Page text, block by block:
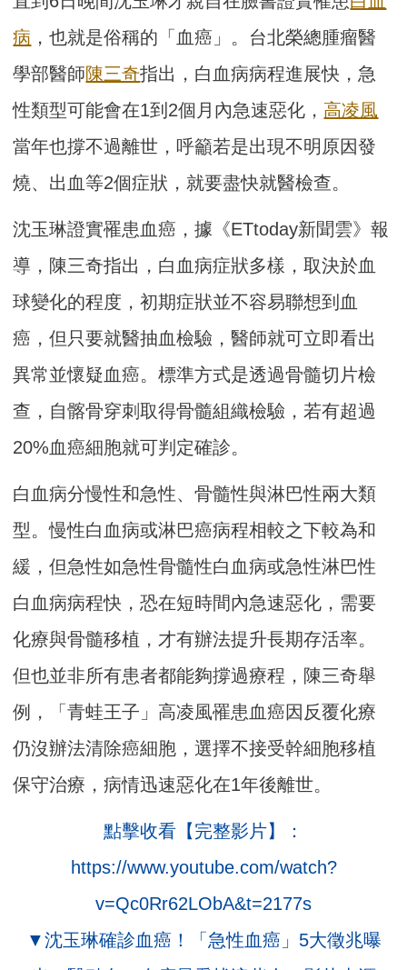
病 ，也就是俗稱的「血癌」。台北榮總腫瘤醫
學部醫師陳三奇指出，白血病病程進展快，急
性類型可能會在1到2個月內急速惡化， 高凌風
當年也撐不過離世，呼籲若是出現不明原因發
燒、出血等2個症狀，就要盡快就醫檢查。
沈玉琳證實罹患血癌，據《ETtoday新聞雲》報
導，陳三奇指出，白血病症狀多樣，取決於血
球變化的程度，初期症狀並不容易聯想到血
癌，但只要就醫抽血檢驗，醫師就可立即看出
異常並懷疑血癌。標準方式是透過骨髓切片檢
查，自髂骨穿刺取得骨髓組織檢驗，若有超過
20%血癌細胞就可判定確診。
白血病分慢性和急性、骨髓性與淋巴性兩大類
型。慢性白血病或淋巴癌病程相較之下較為和
緩，但急性如急性骨髓性白血病或急性淋巴性
白血病病程快，恐在短時間內急速惡化，需要
化療與骨髓移植，才有辦法提升長期存活率。
但也並非所有患者都能夠撐過療程，陳三奇舉
例，「青蛙王子」高凌風罹患血癌因反覆化療
仍沒辦法清除癌細胞，選擇不接受幹細胞移植
保守治療，病情迅速惡化在1年後離世。
點擊收看【完整影片】：
https://www.youtube.com/watch?
v=Qc0Rr62LObA&t=2177s
▼沈玉琳確診血癌！「急性血癌」5大徵兆曝